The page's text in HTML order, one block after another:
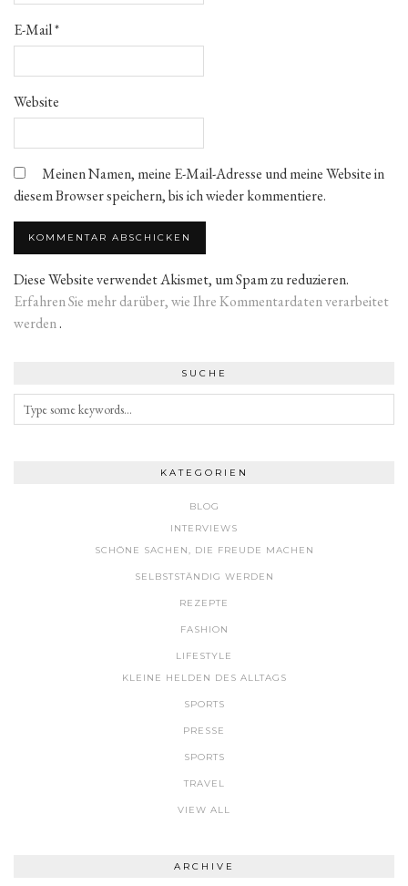
E-Mail*
Website
Meinen Namen, meine E-Mail-Adresse und meine Website in
diesem Browser speichern, bis ich wieder kommentiere.
Diese Website verwendet Akismet, um Spam zu reduzieren.
Erfahren Sie mehr darüber, wie Ihre Kommentardaten verarbeitet
werden.
SUCHE
KATEGORIEN
BLOG
INTERVIEWS
SCHÖNE SACHEN, DIE FREUDE MACHEN
SELBSTSTÄNDIG WERDEN
REZEPTE
FASHION
LIFESTYLE
KLEINE HELDEN DES ALLTAGS
SPORTS
PRESSE
SPORTS
TRAVEL
VIEW ALL
ARCHIVE